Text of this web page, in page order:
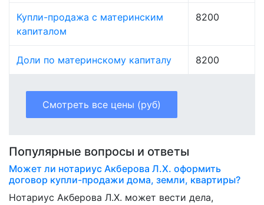
Купли-продажа с материнским
капиталом
8200
Доли по материнскому капиталу 8200
Смотреть все цены (руб)
Популярные вопросы и ответы
Может ли нотариус Акберова Л.Х. оформить
договор купли-продажи дома, земли, квартиры?
Нотариус Акберова Л.Х. может вести дела,